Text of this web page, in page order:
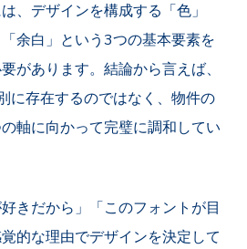
、デザインを構成する「色」
「余白」という3つの基本要素を
があります。結論から言えば、
に存在するのではなく、物件の
軸に向かって完璧に調和してい
きだから」「このフォントが目
的な理由でデザインを決定して